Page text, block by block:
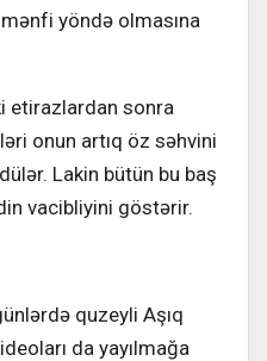
mənfi yöndə olmasına
etirazlardan sonra
onun artıq öz səhvini
Lakin bütün bu baş
vacibliyini göstərir.
quzeyli Aşıq
da yayılmağa